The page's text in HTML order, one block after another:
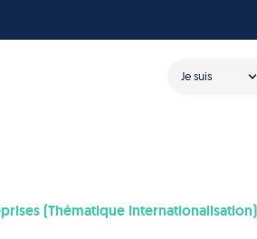
Je suis
(Thématique Internationalisation)